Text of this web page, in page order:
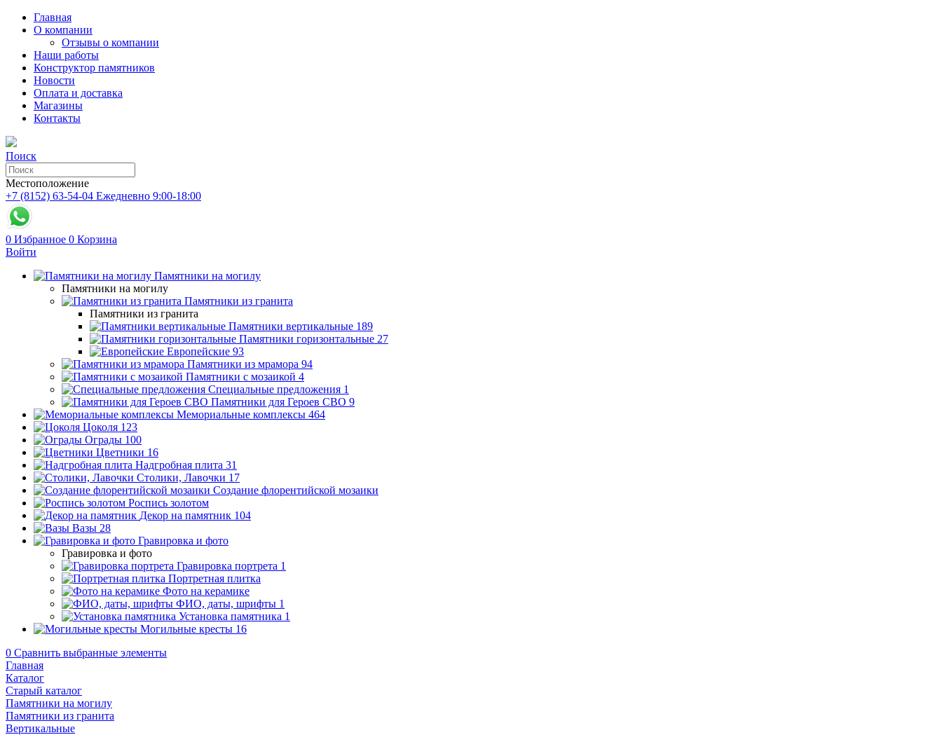
Главная
О компании
Отзывы о компании
Наши работы
Конструктор памятников
Новости
Оплата и доставка
Магазины
Контакты
Поиск
Местоположение
+7 (8152) 63-54-04 Ежедневно 9:00-18:00
0 Избранное 0 Корзина
Войти
Памятники на могилу
Памятники на могилу
Памятники из гранита
Памятники из гранита
Памятники вертикальные 189
Памятники горизонтальные 27
Европейские 93
Памятники из мрамора 94
Памятники с мозаикой 4
Специальные предложения 1
Памятники для Героев СВО 9
Мемориальные комплексы 464
Цоколя 123
Ограды 100
Цветники 16
Надгробная плита 31
Столики, Лавочки 17
Создание флорентийской мозаики
Роспись золотом
Декор на памятник 104
Вазы 28
Гравировка и фото
Гравировка и фото
Гравировка портрета 1
Портретная плитка
Фото на керамике
ФИО, даты, шрифты 1
Установка памятника 1
Могильные кресты 16
0 Сравнить выбранные элементы
Главная
Каталог
Старый каталог
Памятники на могилу
Памятники из гранита
Вертикальные